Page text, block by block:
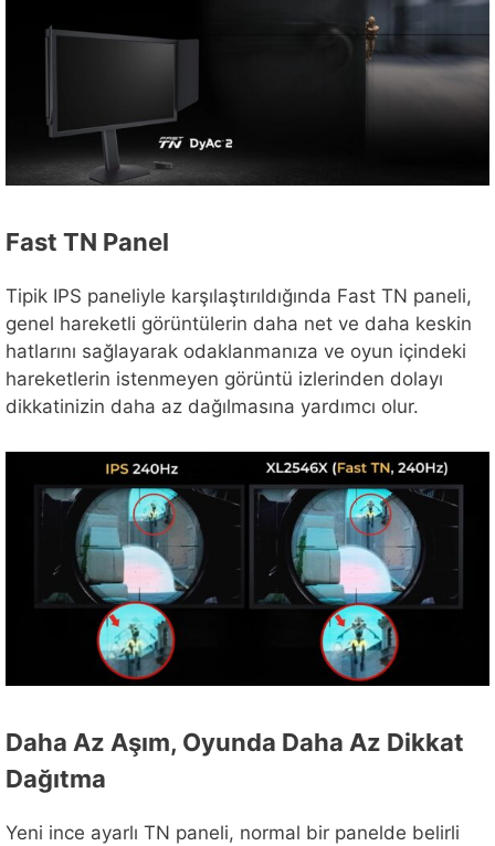
Fast TN Panel
Tipik IPS paneliyle karşılaştırıldığında Fast TN paneli,
genel hareketli görüntülerin daha net ve daha keskin
hatlarını sağlayarak odaklanmanıza ve oyun içindeki
hareketlerin istenmeyen görüntü izlerinden dolayı
dikkatinizin daha az dağılmasına yardımcı olur.
Daha Az Aşım, Oyunda Daha Az Dikkat
Dağıtma
Yeni ince ayarlı TN paneli, normal bir panelde belirli